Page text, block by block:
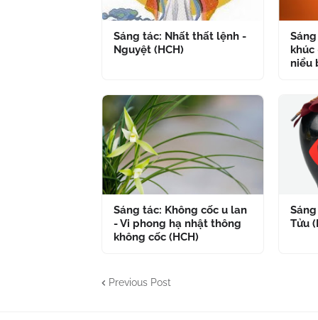
Sáng tác: Nhất thất lệnh -
Nguyệt (HCH)
niểu
Sáng tác: Không cốc u lan
- Vi phong hạ nhật thông
không cốc (HCH)
Tửu
Previous Post